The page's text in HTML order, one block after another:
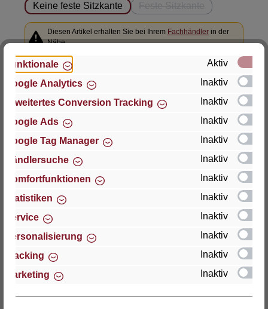
Keine feste Sitzkante
(Diese Option ist zurzeit
Diesen Artikel erhalten Sie bei Ihrem Fachhändlerin der
Nähe
Produktnummer:
Die Matratze mit dem Bezug Everlife: Elastisch,
anpassungsfähig, nachhaltig Der Matratzen-
Bezugsstoff Everlife ist ein enorm…
Eigenschaften
Bewertungen
Funktionale
Aktiv
Google Analytics
Inaktiv
Erweitertes Conversion Tracking
Inaktiv
Google Ads
Inaktiv
Google Tag Manager
Inaktiv
Händlersuche
Inaktiv
Komfortfunktionen
Inaktiv
Statistiken
Inaktiv
Service
Inaktiv
Personalisierung
Inaktiv
Tracking
Inaktiv
Marketing
Inaktiv